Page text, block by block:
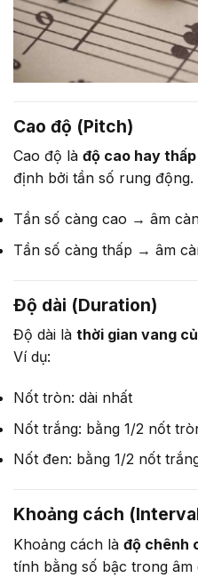
Cao độ (Pitch)
Cao độ là độ cao hay
định bởi tần số rung động.
Tần số càng cao → âm
Tần số càng thấp → âm
Độ dài (Duration)
Độ dài là thời gian vang
Ví dụ:
Nốt tròn: dài nhất
Nốt trắng: bằng 1/2 nốt
Nốt đen: bằng 1/2 nốt
Khoảng cách
Khoảng cách là độ chênh
tính bằng số bậc trong âm